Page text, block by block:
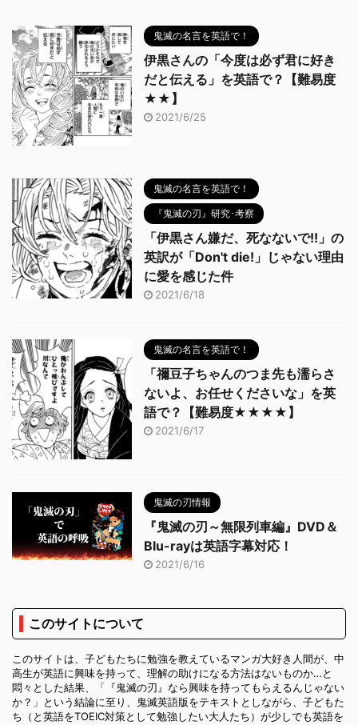
鬼滅の名言を英語で！
伊黒さんの「今度は必ず君に好き
だと伝える」を英語で？【難易度
★★】
2021/6/25
鬼滅の名言を英語で！
『鬼滅の刃』研究･考察
「伊黒さん嫌だ、死なないで!!」の
英訳が「Don't die!」じゃない理由
に愛を感じた件
2021/6/18
鬼滅の名言を英語で！
「禰豆子ちゃんのつま先も濡らさ
ないよ、お任せくださいな」を英
語で？【難易度★★★★】
2021/6/17
鬼滅の刃情報
『鬼滅の刃～無限列車編』DVD＆
Blu-rayは英語字幕対応！
2021/6/16
このサイトについて
このサイトは、子どもたちに勉強を教えているマンガ大好き人間が、中
高生が英語に興味を持って、理解の助けになる方法はないものか…と
悶々とした結果、「『鬼滅の刃』なら興味を持ってもらえるんじゃない
か？」という結論に至り、鬼滅英語版をテキストとしながら、子どもた
ち（と英語をTOEIC対策として勉強したい大人たち）が少しでも英語を